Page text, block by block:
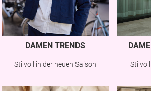
DAMEN TRENDS
Stilvoll in der neuen Saison